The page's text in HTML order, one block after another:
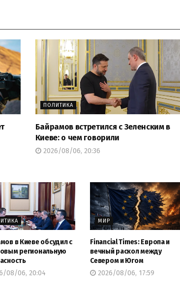
ПОЛИТИКА
Байрамов встретился с Зеленским в
Киеве: о чем говорили
2026/08/06, 20:36
в Киеве обсудил с
региональную
08/06, 20:04
МИР
Financial Times: Европа и
вечный раскол между
Севером и Югом
2026/08/06, 17:59